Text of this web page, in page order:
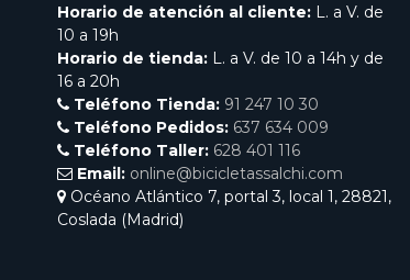
Horario de atención al cliente: L. a V. de
10 a 19h
Horario de tienda: L. a V. de 10 a 14h y de
16 a 20h
Teléfono Tienda: 91 247 10 30
Teléfono Pedidos: 637 634 009
Teléfono Taller: 628 401 116
Email: online@bicicletassalchi.com
Océano Atlántico 7, portal 3, local 1, 28821,
Coslada (Madrid)